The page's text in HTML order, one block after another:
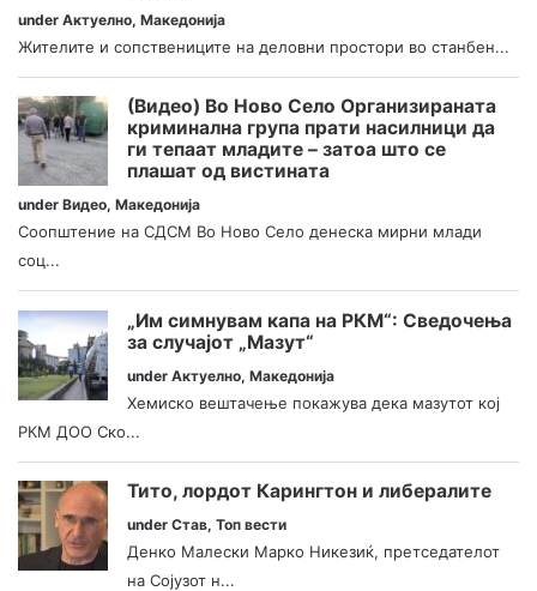
under Актуелно, Македонија
Жителите и сопствениците на деловни простори во станбен...
(Видео) Во Ново Село Организираната
криминална група прати насилници да
ги тепаат младите – затоа што се
плашат од вистината
under Видео, Македонија
Соопштение на СДСМ Во Ново Село денеска мирни млади
соц...
„Им симнувам капа на РКМ“: Сведочења
за случајот „Мазут“
under Актуелно, Македонија
Хемиско вештачење покажува дека мазутот кој
РКМ ДОО Ско...
Тито, лордот Карингтон и либералите
under Став, Топ вести
Денко Малески Марко Никезиќ, претседателот
на Сојузот н...